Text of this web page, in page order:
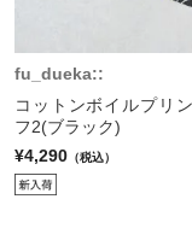
fu_dueka::
コットンボイルプリ
フ2(ブラック)
¥4,290 （税込）